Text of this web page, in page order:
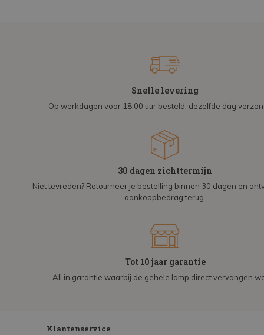
Snelle levering
Op werkdagen voor 18:00 uur besteld, dezelfde dag
30 dagen zichttermijn
Niet tevreden? Retourneer je bestelling binnen 30 dagen en
aankoopbedrag terug.
Tot 10 jaar garantie
All in garantie waarbij de gehele lamp direct vervangen
Klantenservice